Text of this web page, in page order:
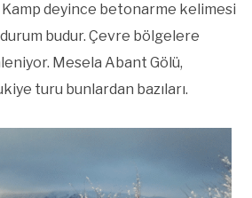
deyince betonarme kelimesi
durum budur. Çevre bölgelere
Mesela Abant Gölü,
turu bunlardan bazıları.